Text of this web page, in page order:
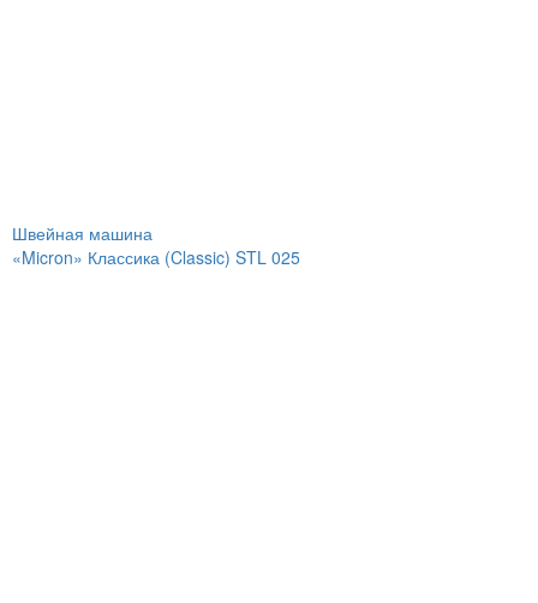
Швейная машина
«Micron» Классика (Classic) STL 025